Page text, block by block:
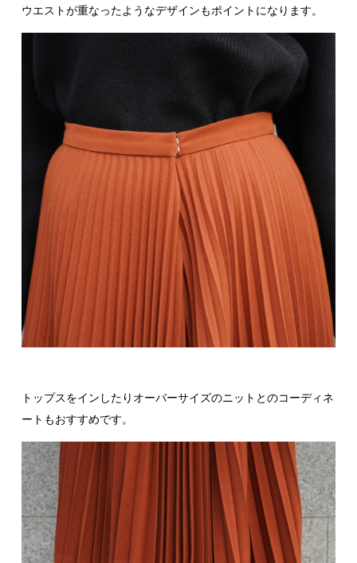
ウエストが重なったようなデザインもポイントになります。
トップスをインしたりオーバーサイズのニットとのコーディネ
ートもおすすめです。